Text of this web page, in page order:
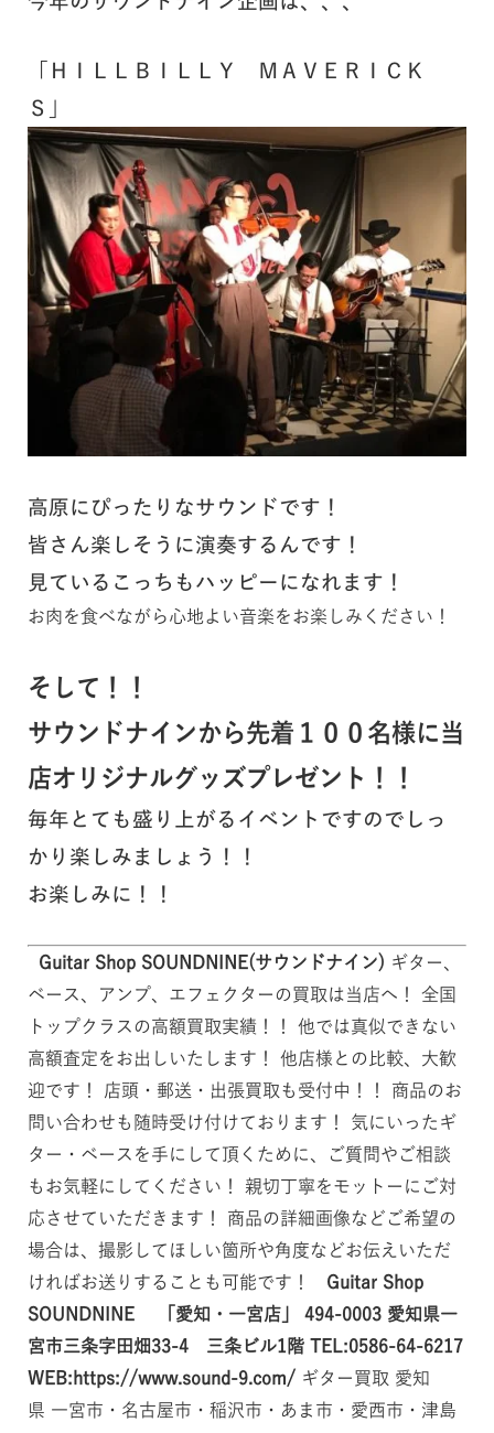
「ＨＩＬＬＢＩＬＬＹ ＭＡＶＥＲＩＣＫ
Ｓ」
高原にぴったりなサウンドです！
皆さん楽しそうに演奏するんです！
見ているこっちもハッピーになれます！
お肉を食べながら心地よい音楽をお楽しみください！
そして！！
サウンドナインから先着１００名様に当
店オリジナルグッズプレゼント！！
毎年とても盛り上がるイベントですのでしっ
かり楽しみましょう！！
お楽しみに！！
Guitar Shop SOUNDNINE(サウンドナイン) ギター、
ベース、アンプ、エフェクターの買取は当店へ！ 全国
トップクラスの高額買取実績！！ 他では真似できない
高額査定をお出しいたします！ 他店様との比較、大歓
迎です！ 店頭・郵送・出張買取も受付中！！ 商品のお
問い合わせも随時受け付けております！ 気にいったギ
ター・ベースを手にして頂くために、ご質問やご相談
もお気軽にしてください！ 親切丁寧をモットーにご対
応させていただきます！ 商品の詳細画像などご希望の
場合は、撮影してほしい箇所や角度などお伝えいただ
ければお送りすることも可能です！ Guitar Shop
SOUNDNINE 「愛知・一宮店」
494-0003 愛知県一
宮市三条字田畑33-4 三条ビル1階 TEL:0586-64-6217
WEB:https://www.sound-9.com/ ギター買取 愛知
県 一宮市・名古屋市・稲沢市・あま市・愛西市・津島